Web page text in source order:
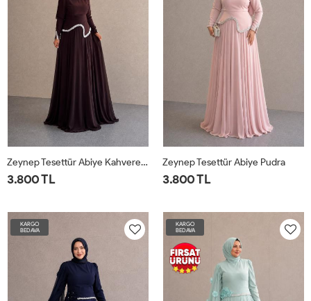
Zeynep Tesettür Abiye Kahverengi
3.800 TL
Zeynep Tesettür Abiye Pudra
3.800 TL
KARGO
BEDAVA
KARGO
BEDAVA